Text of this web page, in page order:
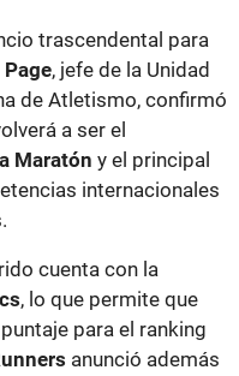
trascendental para
, jefe de la Unidad
de Atletismo, confirmó
a ser el
Maratón y el principal
internacionales
cuenta con la
, lo que permite que
para el ranking
anunció además